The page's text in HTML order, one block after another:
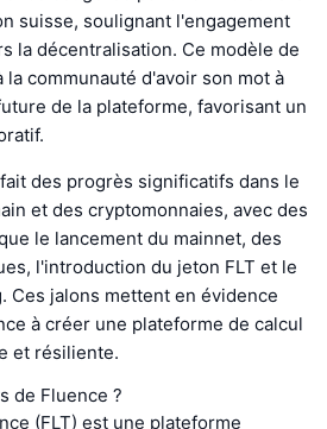
suisse, soulignant l'engagement
la décentralisation. Ce modèle de
communauté d'avoir son mot à
de la plateforme, favorisant un
des progrès significatifs dans le
et des cryptomonnaies, avec des
le lancement du mainnet, des
l'introduction du jeton FLT et le
Ces jalons mettent en évidence
à créer une plateforme de calcul
et résiliente.
de Fluence ?
(FLT) est une plateforme